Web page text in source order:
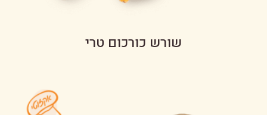
שורש כורכום טרי